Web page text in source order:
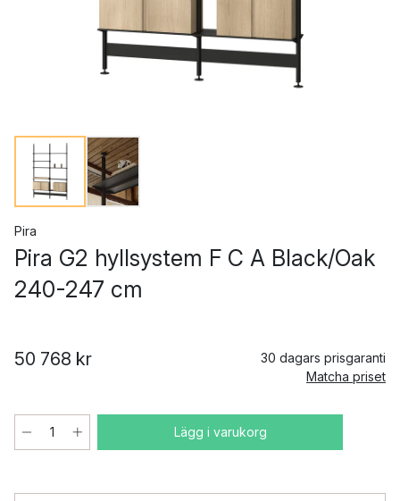
Pira
Pira G2 hyllsystem F C A Black/Oak
240-247 cm
50 768 kr
30 dagars prisgaranti
Matcha priset
Lägg i varukorg